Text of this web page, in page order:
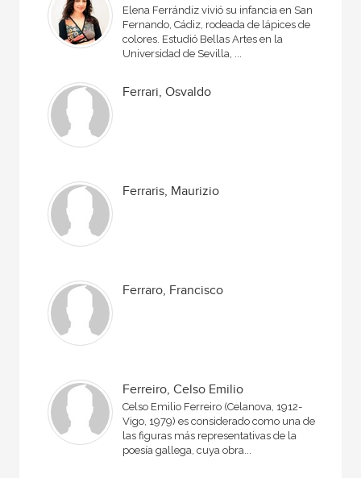
Escritor
Escritora
Prologuista
Traductor
Elena Ferrándiz vivió su infancia en San
Fernando, Cádiz, rodeada de lápices de
colores. Estudió Bellas Artes en la
Universidad de Sevilla, ...
Ferrari, Osvaldo
Ferraris, Maurizio
Ferraro, Francisco
Ferreiro, Celso Emilio
Celso Emilio Ferreiro (Celanova, 1912-
Vigo, 1979) es considerado como una de
las figuras más representativas de la
poesía gallega, cuya obra...